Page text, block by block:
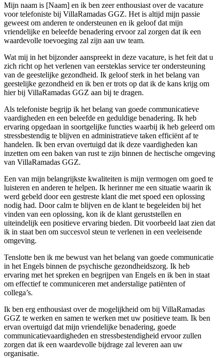
Mijn naam is [Naam] en ik ben zeer enthousiast over de vacature
voor telefoniste bij VillaRamadas GGZ. Het is altijd mijn passie
geweest om anderen te ondersteunen en ik geloof dat mijn
vriendelijke en beleefde benadering ervoor zal zorgen dat ik een
waardevolle toevoeging zal zijn aan uw team.
Wat mij in het bijzonder aanspreekt in deze vacature, is het feit dat u
zich richt op het verlenen van eersteklas service ter ondersteuning
van de geestelijke gezondheid. Ik geloof sterk in het belang van
geestelijke gezondheid en ik ben er trots op dat ik de kans krijg om
hier bij VillaRamadas GGZ aan bij te dragen.
Als telefoniste begrijp ik het belang van goede communicatieve
vaardigheden en een beleefde en geduldige benadering. Ik heb
ervaring opgedaan in soortgelijke functies waarbij ik heb geleerd om
stressbestendig te blijven en administratieve taken efficiënt af te
handelen. Ik ben ervan overtuigd dat ik deze vaardigheden kan
inzetten om een baken van rust te zijn binnen de hectische omgeving
van VillaRamadas GGZ.
Een van mijn belangrijkste kwaliteiten is mijn vermogen om goed te
luisteren en anderen te helpen. Ik herinner me een situatie waarin ik
werd gebeld door een gestreste klant die met spoed een oplossing
nodig had. Door calm te blijven en de klant te begeleiden bij het
vinden van een oplossing, kon ik de klant geruststellen en
uiteindelijk een positieve ervaring bieden. Dit voorbeeld laat zien dat
ik in staat ben om succesvol steun te verlenen in een veeleisende
omgeving.
Tenslotte ben ik me bewust van het belang van goede communicatie
in het Engels binnen de psychische gezondheidszorg. Ik heb
ervaring met het spreken en begrijpen van Engels en ik ben in staat
om effectief te communiceren met anderstalige patiënten of
collega’s.
Ik ben erg enthousiast over de mogelijkheid om bij VillaRamadas
GGZ te werken en samen te werken met uw positieve team. Ik ben
ervan overtuigd dat mijn vriendelijke benadering, goede
communicatievaardigheden en stressbestendigheid ervoor zullen
zorgen dat ik een waardevolle bijdrage zal leveren aan uw
organisatie.